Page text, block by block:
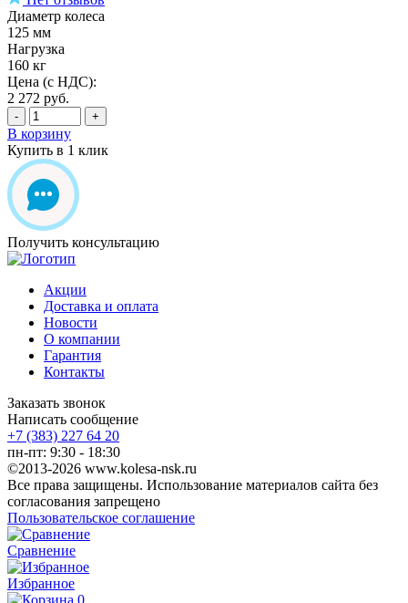
Диаметр колеса
125 мм
Нагрузка
160 кг
Цена (с НДС):
2 272 руб.
- +
В корзину
Купить в 1 клик
Получить консультацию
Акции
Доставка и оплата
Новости
О компании
Гарантия
Контакты
Заказать звонок
Написать сообщение
+7 (383) 227 64 20
пн-пт: 9:30 - 18:30
©2013-2026 www.kolesa-nsk.ru
Все права защищены. Использование материалов сайта без
согласования запрещено
Пользовательское соглашение
Сравнение
Избранное